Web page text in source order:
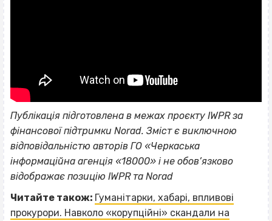
Публікація підготовлена в межах проєкту IWPR за
фінансової підтримки Norad. Зміст є виключною
відповідальністю авторів ГО «Черкаська
інформаційна агенція «18000» і не обов’язково
відображає позицію IWPR та Norad
Читайте також: Гуманітарки, хабарі, впливові
прокурори. Навколо «корупційні» скандали на